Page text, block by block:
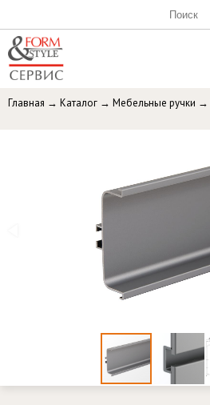
Главная → Каталог → Мебельные ручки →